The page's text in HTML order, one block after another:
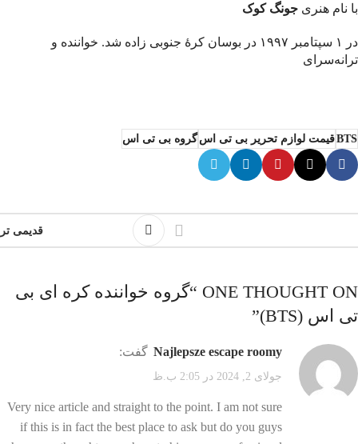
با نام هنری جونگ کوک
در ۱ سپتامبر ۱۹۹۷ در بوسان کرهٔ جنوبی زاده شد. خواننده و
ترانه‌سرای
BTSقیمت لوازم تحریر بی تی اسگروه بی تی اس
قدیمی تر
ONE THOUGHT ON “
گروه خواننده کره ای بی
تی اس (BTS)
”
najlepsze escape roomy گفت:
جولای 2, 2024 در 2:05 ب.ظ
Very nice article and straight to the point. I am not sure
if this is in fact the best place to ask but do you guys